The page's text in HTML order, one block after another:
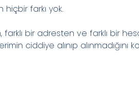
hiçbir farkı yok.
bir adresten ve farklı bir
ciddiye alınıp alınmadığını